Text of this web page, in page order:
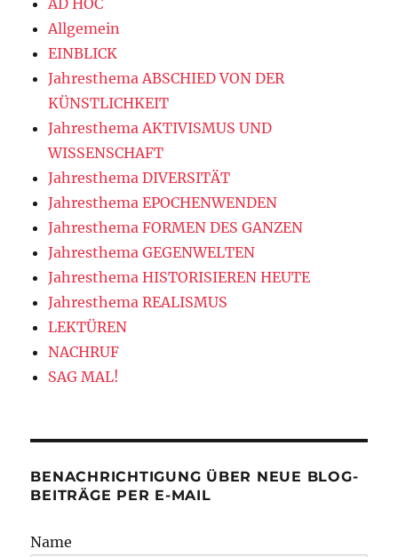
AD HOC
Allgemein
EINBLICK
Jahresthema ABSCHIED VON DER
KÜNSTLICHKEIT
Jahresthema AKTIVISMUS UND
WISSENSCHAFT
Jahresthema DIVERSITÄT
Jahresthema EPOCHENWENDEN
Jahresthema FORMEN DES GANZEN
Jahresthema GEGENWELTEN
Jahresthema HISTORISIEREN HEUTE
Jahresthema REALISMUS
LEKTÜREN
NACHRUF
SAG MAL!
BENACHRICHTIGUNG ÜBER NEUE BLOG-
BEITRÄGE PER E-MAIL
Name